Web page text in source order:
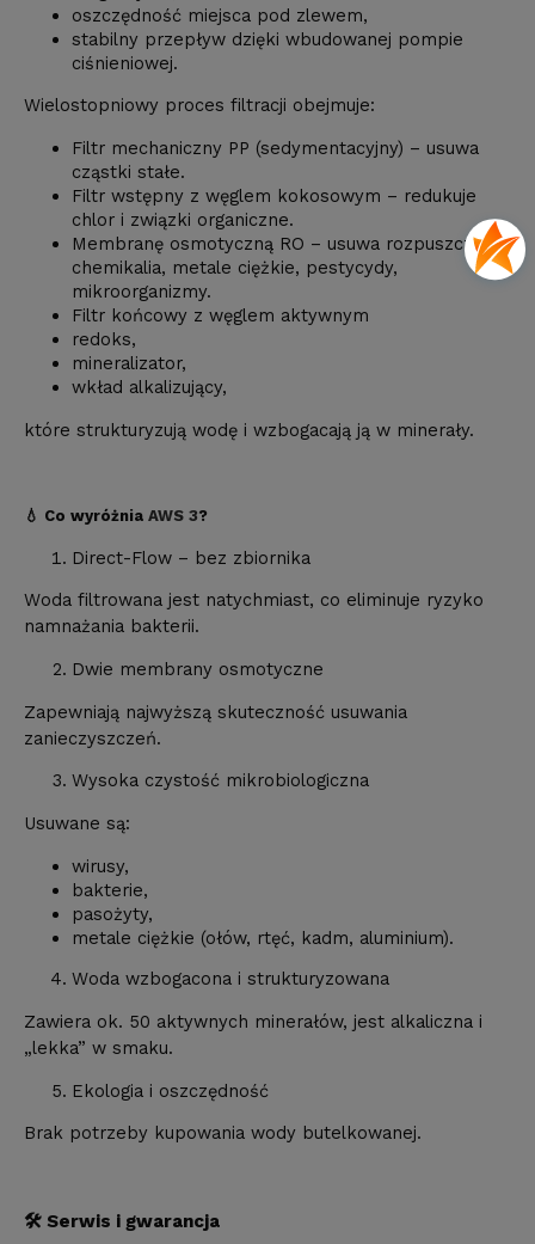
oszczędność miejsca pod zlewem,
stabilny przepływ dzięki wbudowanej pompie
ciśnieniowej.
Wielostopniowy proces filtracji obejmuje:
Filtr mechaniczny PP (sedymentacyjny) – usuwa
cząstki stałe.
Filtr wstępny z węglem kokosowym – redukuje
chlor i związki organiczne.
Membranę osmotyczną RO – usuwa rozpuszczone
chemikalia, metale ciężkie, pestycydy,
mikroorganizmy.
Filtr końcowy z węglem aktywnym
redoks,
mineralizator,
wkład alkalizujący,
które strukturyzują wodę i wzbogacają ją w minerały.
💧 Co wyróżnia AWS 3?
Direct-Flow – bez zbiornika
Woda filtrowana jest natychmiast, co eliminuje ryzyko
namnażania bakterii.
Dwie membrany osmotyczne
Zapewniają najwyższą skuteczność usuwania
zanieczyszczeń.
Wysoka czystość mikrobiologiczna
Usuwane są:
wirusy,
bakterie,
pasożyty,
metale ciężkie (ołów, rtęć, kadm, aluminium).
Woda wzbogacona i strukturyzowana
Zawiera ok. 50 aktywnych minerałów, jest alkaliczna i
„lekka” w smaku.
Ekologia i oszczędność
Brak potrzeby kupowania wody butelkowanej.
🛠️ Serwis i gwarancja